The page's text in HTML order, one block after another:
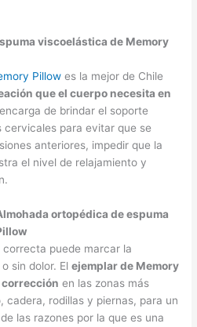
viscoelástica de Memory
Pillow es la mejor de Chile
que el cuerpo necesita en
de brindar el soporte
cervicales para evitar que se
anteriores, impedir que la
el nivel de relajamiento y
ortopédica de espuma
puede marcar la
sin dolor. Elejemplar de Memory
en las zonas más
cadera, rodillas y piernas, para un
las razones por la que es una